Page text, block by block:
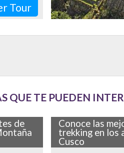
Tour
QUE TE PUEDEN
de
Conoce las
trekking en los
Cusco